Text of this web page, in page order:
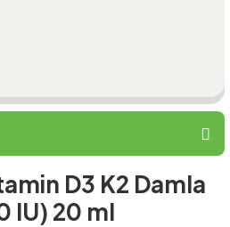
D3 K2 Damla
IU) 20 ml